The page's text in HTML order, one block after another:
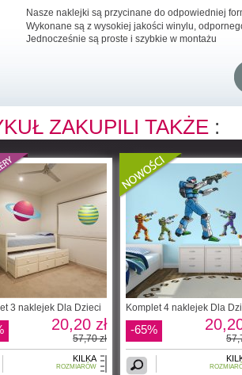
Nasze naklejki są przycinane do odpowiedniej
Wykonane są z wysokiej jakości winylu,
Jednocześnie są proste i szybkie w montażu
ZAKUPILI TAKŻE :
3 naklejek Dla Dzieci
20,20 zł
57,70 zł
KILKA
ROZMIARÓW
Komplet 4 naklejek Dla
-65%